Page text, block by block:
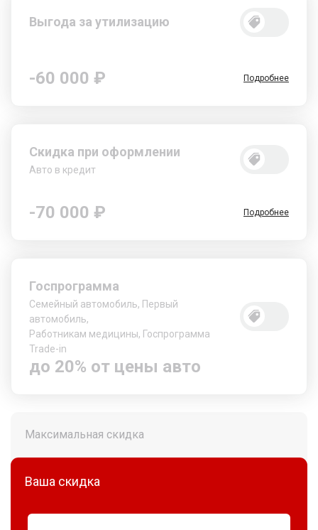
Выгода за утилизацию
-60 000 ₽ Подробнее
Скидка при оформлении
Авто в кредит
-70 000 ₽ Подробнее
Госпрограмма
Семейный автомобиль, Первый
автомобиль,
Работникам медицины, Госпрограмма
Trade-in
до 20% от цены авто
Максимальная скидка
Ваша скидка